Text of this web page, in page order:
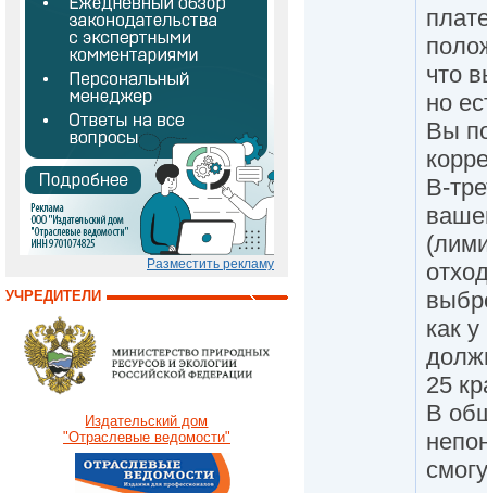
Разместить рекламу
УЧРЕДИТЕЛИ
Издательский дом
"Отраслевые ведомости"
что
но
Вы
В-
как
25
В